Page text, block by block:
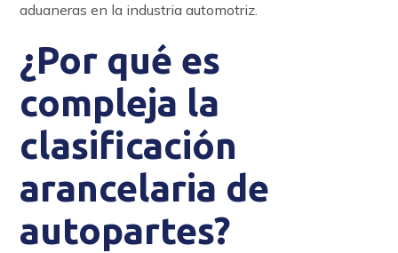
aduaneras en la industria automotriz.
¿Por qué es
compleja la
clasificación
arancelaria de
autopartes?